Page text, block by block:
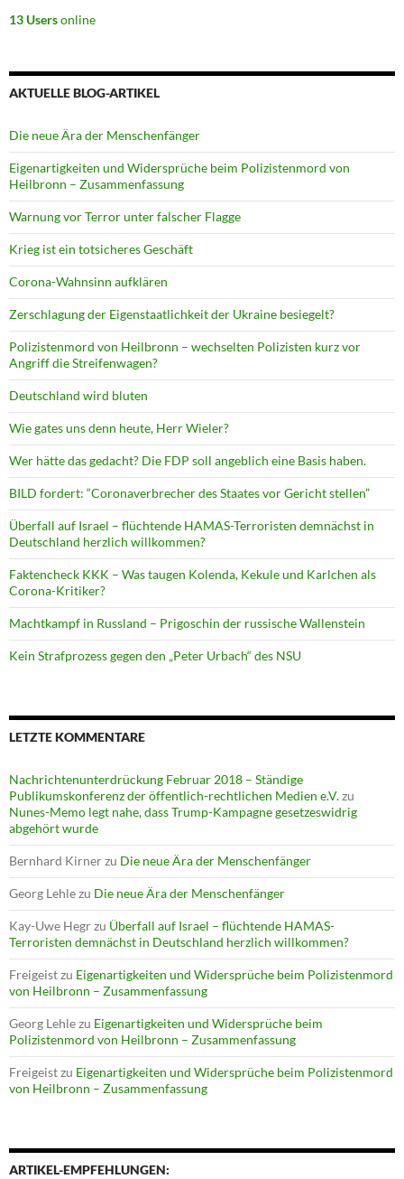
13 Usersonline
AKTUELLE BLOG-ARTIKEL
Die neue Ära der Menschenfänger
Eigenartigkeiten und Widersprüche beim Polizistenmord von
Heilbronn – Zusammenfassung
Warnung vor Terror unter falscher Flagge
Krieg ist ein totsicheres Geschäft
Corona-Wahnsinn aufklären
Zerschlagung der Eigenstaatlichkeit der Ukraine besiegelt?
Polizistenmord von Heilbronn – wechselten Polizisten kurz vor
Angriff die Streifenwagen?
Deutschland wird bluten
Wie gates uns denn heute, Herr Wieler?
Wer hätte das gedacht? Die FDP soll angeblich eine Basis haben.
BILD fordert: “Coronaverbrecher des Staates vor Gericht stellen”
Überfall auf Israel – flüchtende HAMAS-Terroristen demnächst in
Deutschland herzlich willkommen?
Faktencheck KKK – Was taugen Kolenda, Kekule und Karlchen als
Corona-Kritiker?
Machtkampf in Russland – Prigoschin der russische Wallenstein
Kein Strafprozess gegen den „Peter Urbach“ des NSU
LETZTE KOMMENTARE
Nachrichtenunterdrückung Februar 2018 – Ständige
Publikumskonferenz der öffentlich-rechtlichen Medien e.V.zu
Nunes-Memo legt nahe, dass Trump-Kampagne gesetzeswidrig
abgehört wurde
Bernhard Kirnerzu Die neue Ära der Menschenfänger
Georg Lehlezu Die neue Ära der Menschenfänger
Kay-Uwe Hegrzu Überfall auf Israel – flüchtende HAMAS-
Terroristen demnächst in Deutschland herzlich willkommen?
Freigeistzu Eigenartigkeiten und Widersprüche beim Polizistenmord
von Heilbronn – Zusammenfassung
Georg Lehlezu Eigenartigkeiten und Widersprüche beim
Polizistenmord von Heilbronn – Zusammenfassung
Freigeistzu Eigenartigkeiten und Widersprüche beim Polizistenmord
von Heilbronn – Zusammenfassung
ARTIKEL-EMPFEHLUNGEN: